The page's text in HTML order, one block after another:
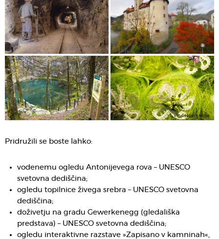
Pridružili se boste lahko:
vodenemu ogledu Antonijevega rova – UNESCO
svetovna dediščina;
ogledu topilnice živega srebra – UNESCO svetovna
dediščina;
doživetju na gradu Gewerkenegg (gledališka
predstava) – UNESCO svetovna dediščina;
ogledu interaktivne razstave »Zapisano v kamninah«,